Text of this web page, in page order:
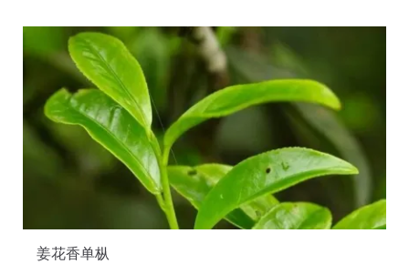
姜花香单枞